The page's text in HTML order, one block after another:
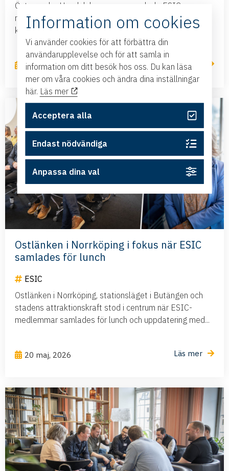
Östsvenska Handelskammaren samlade ESIC-
medlemmar, Infrakraft, Trafikverket och Nyköpings
kommun till en fullsatt...
21 maj, 2026 Läs mer
Ostlänken i Norrköping i fokus när ESIC
samlades för lunch
ESIC
Ostlänken i Norrköping, stationsläget i Butängen och
stadens attraktionskraft stod i centrum när ESIC-
medlemmar samlades för lunch och uppdatering med...
20 maj, 2026 Läs mer
Information om cookies
Vi använder cookies för att förbättra din
användarupplevelse och för att samla in
information om ditt besök hos oss. Du kan läsa
mer om våra cookies och ändra dina inställningar
här. Läs mer
Acceptera alla
Endast nödvändiga
Anpassa dina val